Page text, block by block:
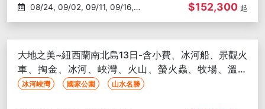
09/25, 09/30, 10/09, 10/14,
12/04, 12/07, 12/16, 01/01, 01/06,
01/11, 02/12, 02/17, 02/22, 03/03,
03/12, 03/15, 03/24
$152,300 起
大地之美~紐西蘭南北島13日-含小費、冰河船、景觀火
車、掏金、冰河、峽灣、火山、螢火蟲、牧場、溫泉
浴、皇后鎮兩晚
冰河峽灣 國家公園 山水名勝